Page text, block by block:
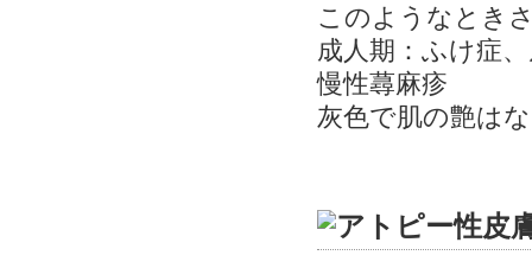
このようなとき
成人期：ふけ症
慢性蕁麻疹
灰色で肌の艶は